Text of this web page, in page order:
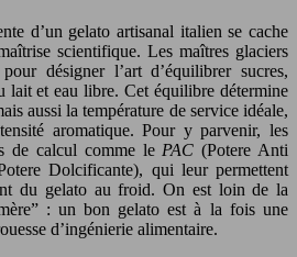
d’un gelato artisanal italien se cache
scientifique. Les maîtres glaciers
pour désigner l’art d’équilibrer sucres,
lait et eau libre. Cet équilibre détermine
aussi la température de service idéale,
aromatique. Pour y parvenir, les
de calcul comme le PAC (Potere Anti
Dolcificante), qui leur permettent
du gelato au froid. On est loin de la
: un bon gelato est à la fois une
d’ingénierie alimentaire.